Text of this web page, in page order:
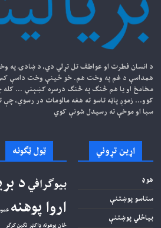
د انسان فطرت او عواطف تل تړلي دي، د ښادۍ په
همداسې د غم په وخت هم. خو ځينې وخت داسې
مخامخ او یا هم څنګ په څنګ درسره کښېني ...
کوو... زموږ پاڼه تاسو ته هغه مالومات در رسوي، چې
سبا او موخې ته رسیدل شونې کوي
اړین تړوني
هوډ
ستاسو پوښتنې
بیاځلي پوښتنې
ټول ټګونه
بیوګرافيد
اروا پوهنه
ځان پوهونهډاکټر نګین کرګر